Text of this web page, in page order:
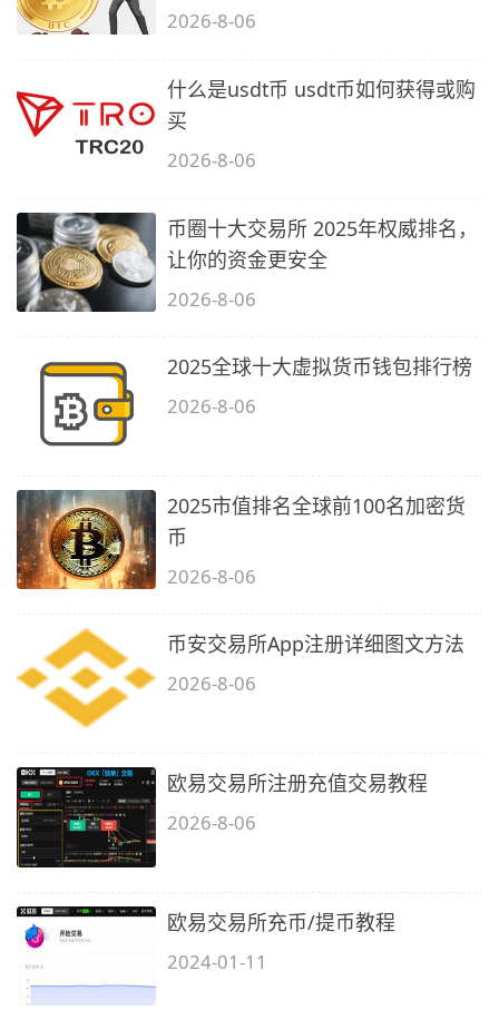
2026-8-06
什么是usdt币 usdt币如何获得或购
买
2026-8-06
币圈十大交易所 2025年权威排名，
让你的资金更安全
2026-8-06
2025全球十大虚拟货币钱包排行榜
2026-8-06
2025市值排名全球前100名加密货
币
2026-8-06
币安交易所App注册详细图文方法
2026-8-06
欧易交易所注册充值交易教程
2026-8-06
欧易交易所充币/提币教程
2024-01-11